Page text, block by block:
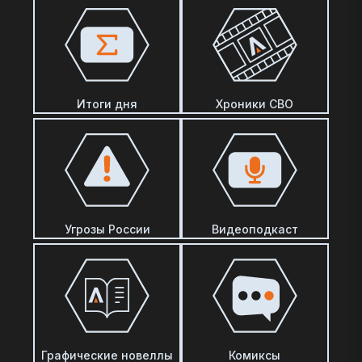
Итоги дня Хроники СВО
Угрозы России Видеоподкаст
Графические новеллы Комиксы